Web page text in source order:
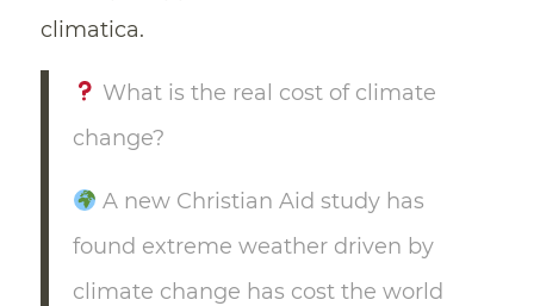
climatica.
What is the real cost of climate
change?
A new Christian Aid study has
found extreme weather driven by
climate change has cost the world